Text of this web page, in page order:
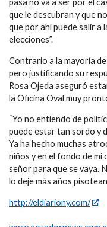
pasa no va a ser por el
que le descubran y que
que por ahí puede salir a
elecciones”.
Contrario a la mayoría
pero justificando su
Rosa Ojeda aseguró
la Oficina Oval muy
“Yo no entiendo de
puede estar tan sordo y
Ya ha hecho muchas
niños y en el fondo de mi
señor para que se vaya.
lo deje más años
http://eldiariony.com/